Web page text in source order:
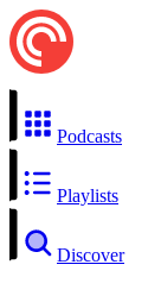
Podcasts
Playlists
Discover